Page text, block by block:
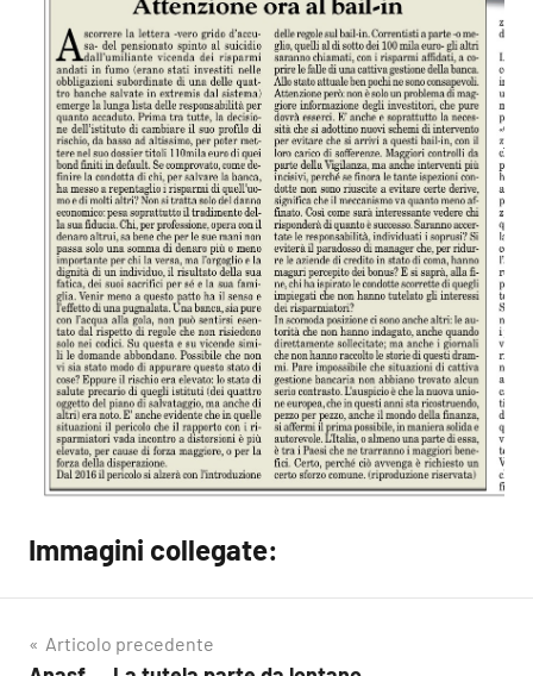
Immagini collegate:
Articolo precedente